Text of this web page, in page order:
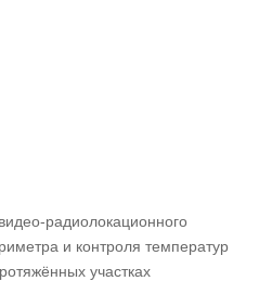
радиолокационного
и контроля температур
участках